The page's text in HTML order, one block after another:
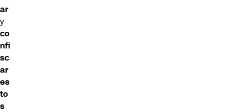
ar
y
co
nfi
sc
ar
es
to
s